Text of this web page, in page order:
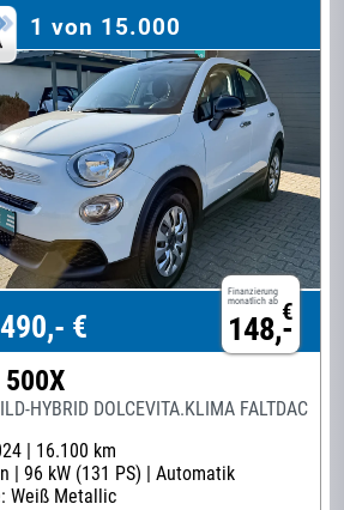
1 von 15.000
Finanzierung
monatlich ab €
148,-
€
HYBRID DOLCEVITA.KLIMA FALTDACH
| 16.100 km
| 96 kW (131 PS) | Automatik
Weiß Metallic